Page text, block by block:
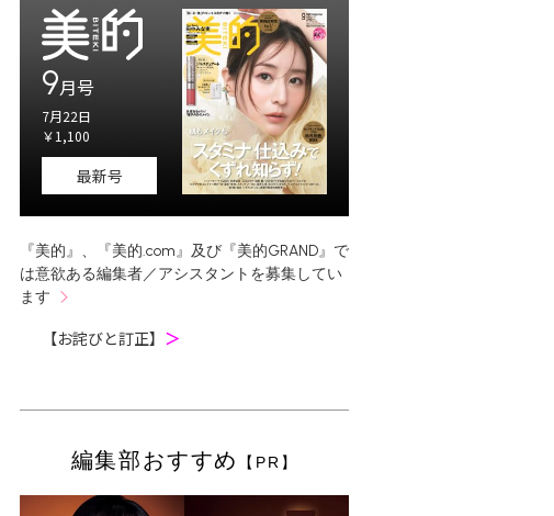
9月号
7月22日
￥1,100
最新号
『美的』、『美的.com』及び『美的GRAND』で
は意欲ある編集者／アシスタントを募集してい
ます
【お詫びと訂正】 ＞
編集部おすすめ 【PR】